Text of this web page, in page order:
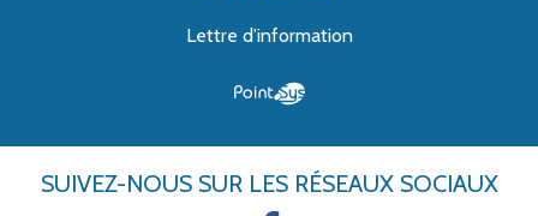
Lettre d'information
SUIVEZ-NOUS SUR LES RÉSEAUX SOCIAUX